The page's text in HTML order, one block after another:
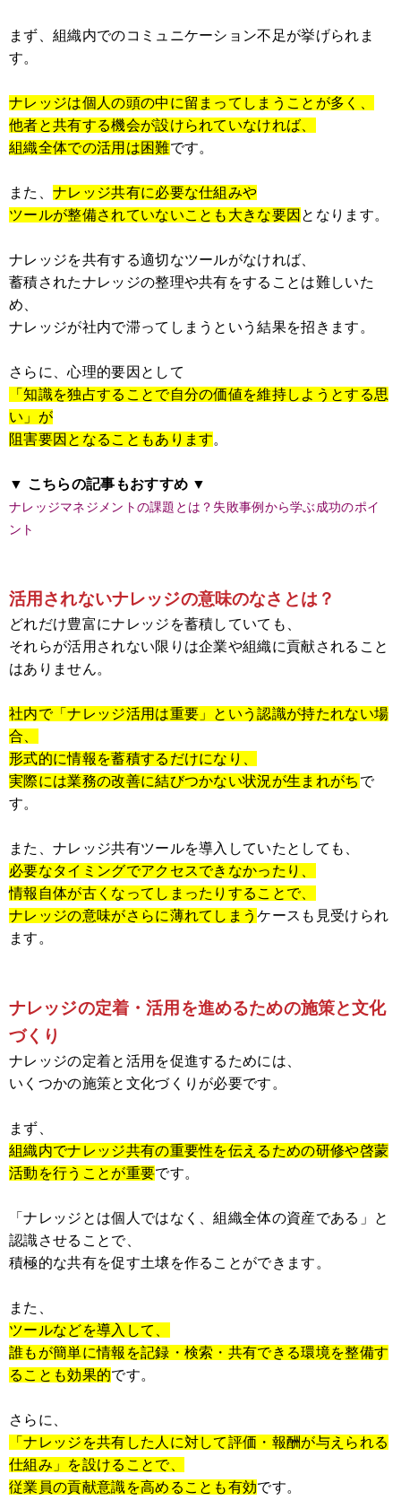
まず、組織内でのコミュニケーション不足が挙げられま
す。
ナレッジは個人の頭の中に留まってしまうことが多く、
他者と共有する機会が設けられていなければ、
組織全体での活用は困難です。
また、 ナレッジ共有に必要な仕組みや
ツールが整備されていないことも大きな要因 となります。
ナレッジを共有する適切なツールがなければ、
蓄積されたナレッジの整理や共有をすることは難しいた
め、
ナレッジが社内で滞ってしまうという結果を招きます。
さらに、心理的要因として
「知識を独占することで自分の価値を維持しようとする思
い」が
阻害要因となることもあります。
▼ こちらの記事もおすすめ ▼
ナレッジマネジメントの課題とは？失敗事例から学ぶ成功のポイ
ント
活用されないナレッジの意味のなさとは？
どれだけ豊富にナレッジを蓄積していても、
それらが活用されない限りは企業や組織に貢献されること
はありません。
社内で「ナレッジ活用は重要」という認識が持たれない場
合、
形式的に情報を蓄積するだけになり、
実際には業務の改善に結びつかない状況が生まれがち で
す。
また、ナレッジ共有ツールを導入していたとしても、
必要なタイミングでアクセスできなかったり、
情報自体が古くなってしまったりすることで、
ナレッジの意味がさらに薄れてしまうケースも見受けられ
ます。
ナレッジの定着・活用を進めるための施策と文化
づくり
ナレッジの定着と活用を促進するためには、
いくつかの施策と文化づくりが必要です。
まず、
組織内でナレッジ共有の重要性を伝えるための研修や啓蒙
活動を行うことが重要です。
「ナレッジとは個人ではなく、組織全体の資産である」と
認識させることで、
積極的な共有を促す土壌を作ることができます。
また、
ツールなどを導入して、
誰もが簡単に情報を記録・検索・共有できる環境を整備す
ることも効果的です。
さらに、
「ナレッジを共有した人に対して評価・報酬が与えられる
仕組み」を設けることで、
従業員の貢献意識を高めることも有効です。